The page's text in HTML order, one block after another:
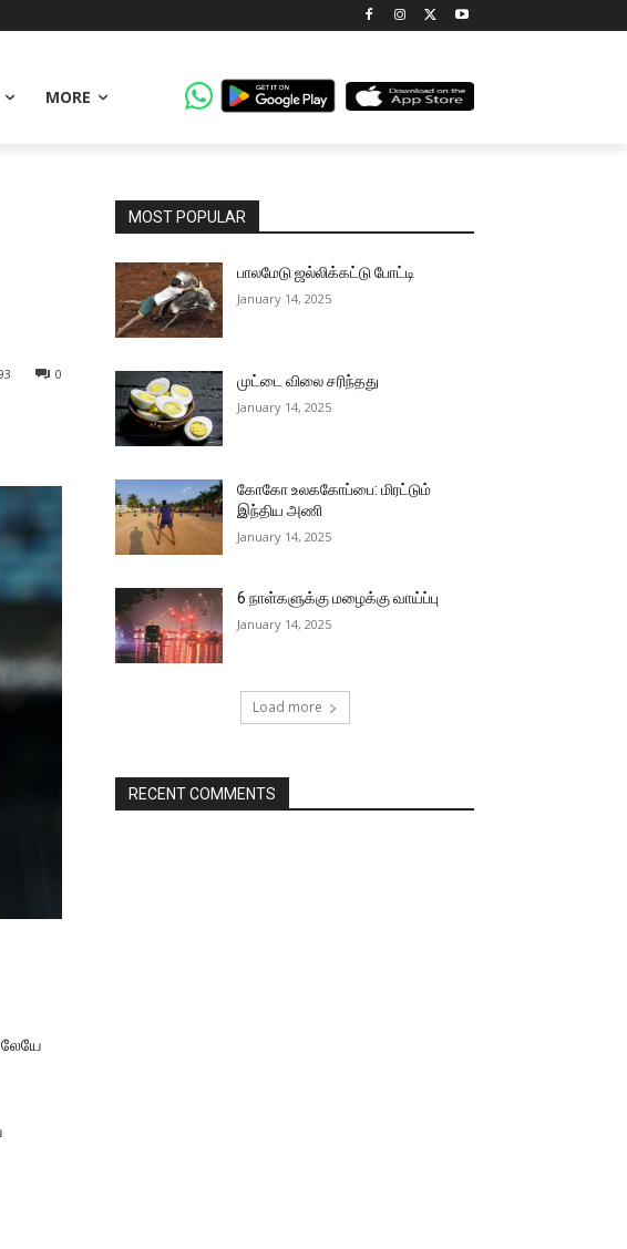
MORE
0
MOST POPULAR
பாலமேடு ஜல்லிக்கட்டு போட்டி
January 14, 2025
முட்டை விலை சரிந்தது
January 14, 2025
கோகோ உலககோப்பை: மிரட்டும்
இந்திய அணி
January 14, 2025
6 நாள்களுக்கு மழைக்கு வாய்ப்பு
January 14, 2025
Load more
RECENT COMMENTS